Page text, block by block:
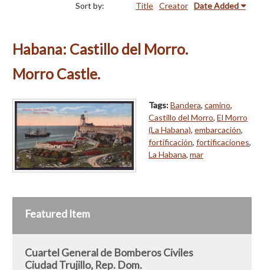
Sort by: Title Creator Date Added
Habana: Castillo del Morro.
Morro Castle.
Tags:Bandera, camino,
Castillo del Morro, El Morro
(La Habana), embarcación,
fortificación, fortificaciones,
La Habana, mar
Featured Item
Cuartel General de Bomberos Civiles
Ciudad Trujillo, Rep. Dom.